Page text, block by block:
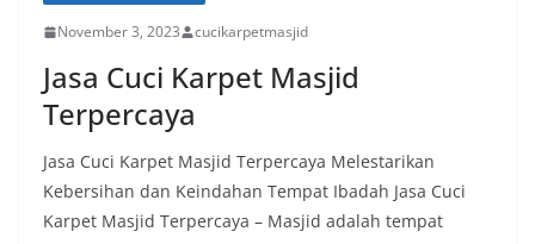
November 3, 2023 cucikarpetmasjid
Jasa Cuci Karpet Masjid
Terpercaya
Jasa Cuci Karpet Masjid Terpercaya Melestarikan
Kebersihan dan Keindahan Tempat Ibadah Jasa Cuci
Karpet Masjid Terpercaya – Masjid adalah tempat